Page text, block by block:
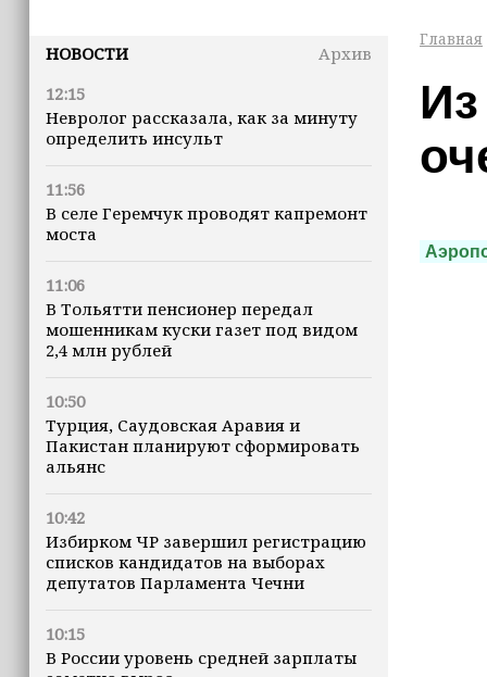
НОВОСТИ
Архив
12:15
Невролог рассказала, как за минуту
определить инсульт
11:56
В селе Геремчук проводят капремонт
моста
11:06
В Тольятти пенсионер передал
мошенникам куски газет под видом
2,4 млн рублей
10:50
Турция, Саудовская Аравия и
Пакистан планируют сформировать
альянс
10:42
Избирком ЧР завершил регистрацию
списков кандидатов на выборах
депутатов Парламента Чечни
10:15
В России уровень средней зарплаты
Главная